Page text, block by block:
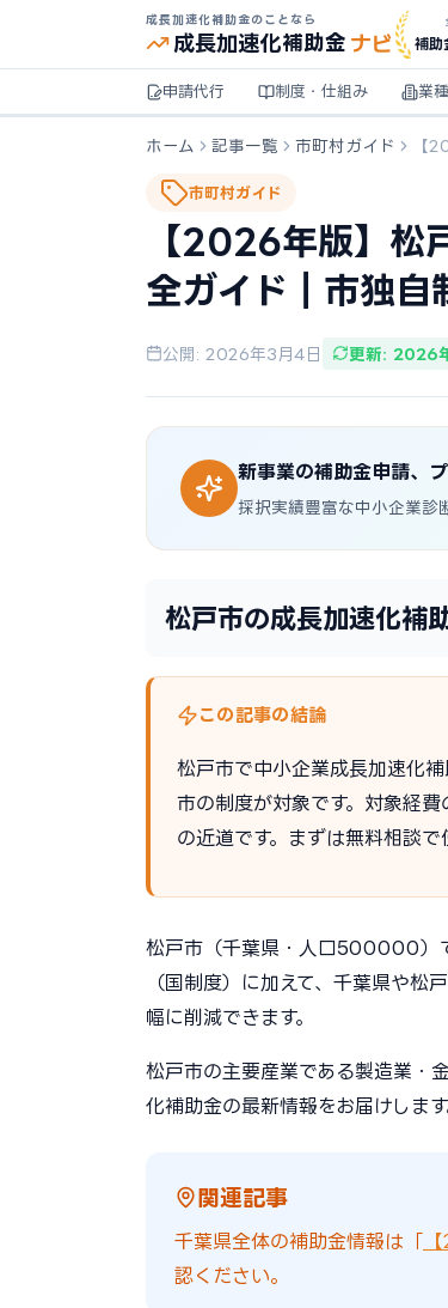
成長加速化補助金のことなら
成長加速化補助金 ナビ 補助
申請代行 制度・仕組み 業
ホーム 記事一覧 市町村ガイド 【
市町村ガイド
【2026年版】松
全ガイド｜市独自
公開: 2026年3月4日 更新: 2026
新事業の補助金申請、
採択実績豊富な中小企業診
松戸市の成長加速化補
この記事の結論
松戸市で中小企業成長加速化
市の制度が対象です。対象経
の近道です。まずは無料相談で
松戸市（千葉県・人口500000）
（国制度）に加えて、千葉県や松
幅に削減できます。
松戸市の主要産業である製造業・
化補助金の最新情報をお届けします
関連記事
千葉県全体の補助金情報は「
認ください。